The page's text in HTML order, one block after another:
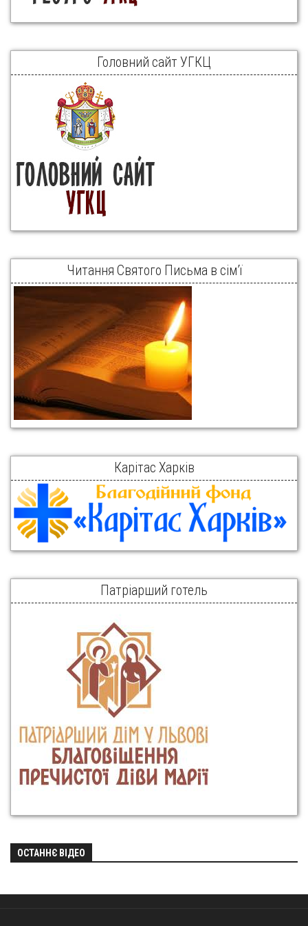
Головний сайт УГКЦ
Читання Святого Письма в сім’ї
Карітас Харків
Патріарший готель
ОСТАННЄ ВІДЕО